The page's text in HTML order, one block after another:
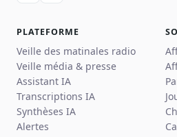
PLATEFORME
Veille des matinales radio
Veille média & presse
Assistant IA
Transcriptions IA
Synthèses IA
Alertes